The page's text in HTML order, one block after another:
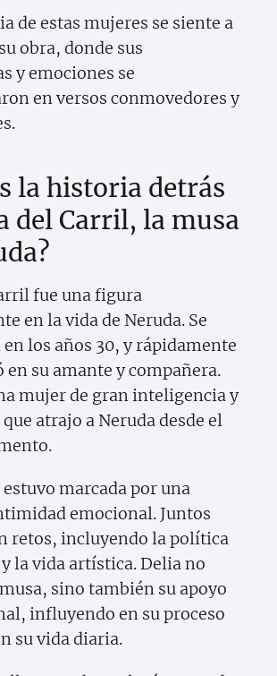
de estas mujeres se siente a
obra, donde sus
y emociones se
en versos conmovedores y
la historia detrás
del Carril, la musa
fue una figura
en la vida de Neruda. Se
los años 30, y rápidamente
en su amante y compañera.
mujer de gran inteligencia y
atrajo a Neruda desde el
marcada por una
emocional. Juntos
retos, incluyendo la política
y la vida artística. Delia no
sino también su apoyo
influyendo en su proceso
su vida diaria.